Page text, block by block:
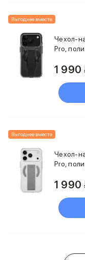
Выгоднее вместе
Чехол-
Pro,
1 990
Выгоднее вместе
Чехол-
Pro,
1 990